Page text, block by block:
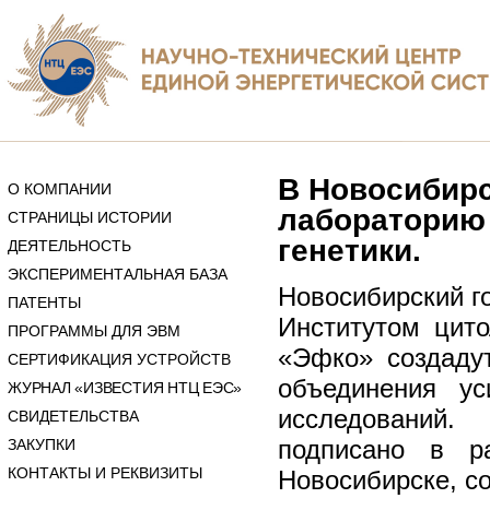
О КОМПАНИИ
СТРАНИЦЫ ИСТОРИИ
ДЕЯТЕЛЬНОСТЬ
ЭКСПЕРИМЕНТАЛЬНАЯ БАЗА
ПАТЕНТЫ
ПРОГРАММЫ ДЛЯ ЭВМ
СЕРТИФИКАЦИЯ УСТРОЙСТВ
ЖУРНАЛ «ИЗВЕСТИЯ НТЦ ЕЭС»
СВИДЕТЕЛЬСТВА
ЗАКУПКИ
КОНТАКТЫ И РЕКВИЗИТЫ
В
лабораторию
генетики.
Новосибирский
Институтом
«Эфко»
объединения
подписано в
Новосибирске,